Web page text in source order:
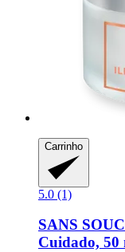
Carrinho
5.0 (1)
SANS
Cuidado, 50